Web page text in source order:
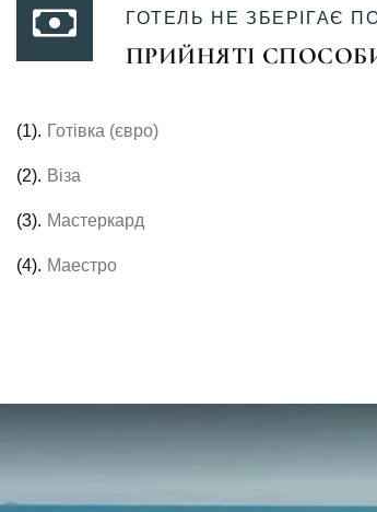
ГОТЕЛЬ НЕ ЗБЕРІГАЄ
ПРИЙНЯТІ
(1). Готівка (євро)
(2). Віза
(3). Мастеркард
(4). Маестро